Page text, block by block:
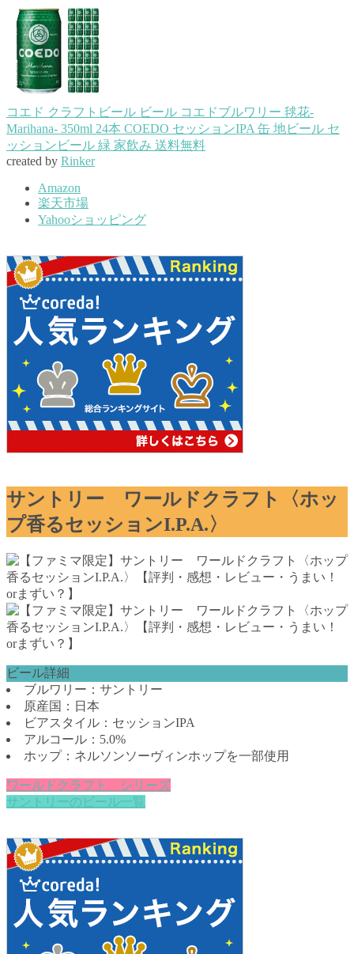
コエド クラフトビール ビール コエドブルワリー 毬花-
Marihana- 350ml 24本 COEDO セッションIPA 缶 地ビール セ
ッションビール 緑 家飲み 送料無料
created by Rinker
Amazon
楽天市場
Yahooショッピング
サントリー ワールドクラフト〈ホッ
プ香るセッションI.P.A.〉
ビール詳細
ブルワリー：サントリー
原産国：日本
ビアスタイル：セッションIPA
アルコール：5.0%
ホップ：ネルソンソーヴィンホップを一部使用
ワールドクラフト シリーズ
サントリーのビール一覧